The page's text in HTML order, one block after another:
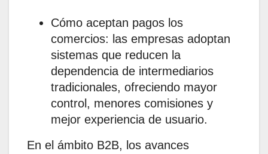
Cómo aceptan pagos los
comercios: las empresas adoptan
sistemas que reducen la
dependencia de intermediarios
tradicionales, ofreciendo mayor
control, menores comisiones y
mejor experiencia de usuario.
En el ámbito B2B, los avances